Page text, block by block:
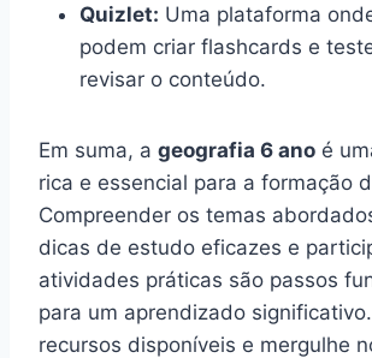
Quizlet: Uma plataforma
podem criar flashcards e
revisar o conteúdo.
Em suma, a geografia 6 ano é
rica e essencial para a formação
Compreender os temas
dicas de estudo eficazes e
atividades práticas são passos
para um aprendizado
recursos disponíveis e mergulhe